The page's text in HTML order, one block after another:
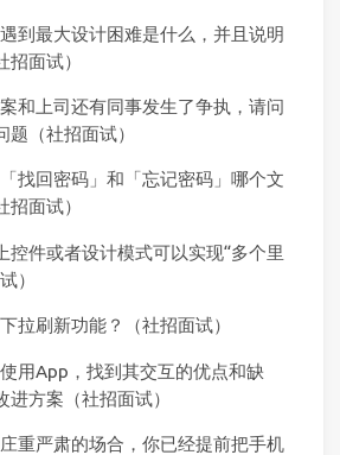
到最大设计困难是什么，并且说明
面试）
和上司还有同事发生了争执，请问
（社招面试）
找回密码」和「忘记密码」哪个文
面试）
控件或者设计模式可以实现“多个里
）
拉刷新功能？（社招面试）
用App，找到其交互的优点和缺
进方案（社招面试）
重严肃的场合，你已经提前把手机